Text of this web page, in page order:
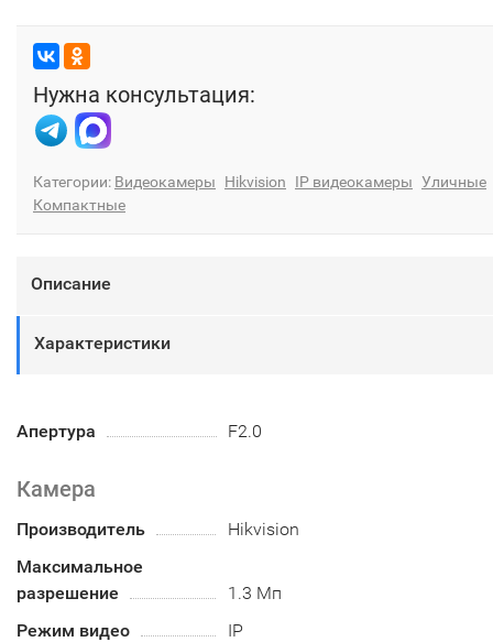
Нужна консультация:
Категории: Видеокамеры Hikvision IP видеокамеры Уличные
Компактные
Описание
Характеристики
Апертура F2.0
Камера
Производитель
Hikvision
Максимальное
разрешение
1.3 Мп
Режим видео
IP